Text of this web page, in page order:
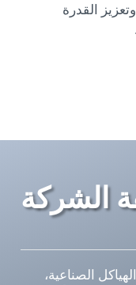
القدرة
الشركة
الصناعية،